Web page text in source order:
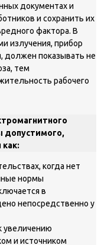
документах и
и сохранить их
фактора. В
излучения, прибор
должен показывать не
тем
рабочего
допустимого,
когда нет
нормы
в
непосредственно у
увеличению
и источником